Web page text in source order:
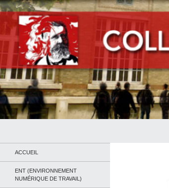
ACCUEIL
ENT (ENVIRONNEMENT
NUMÉRIQUE DE TRAVAIL)